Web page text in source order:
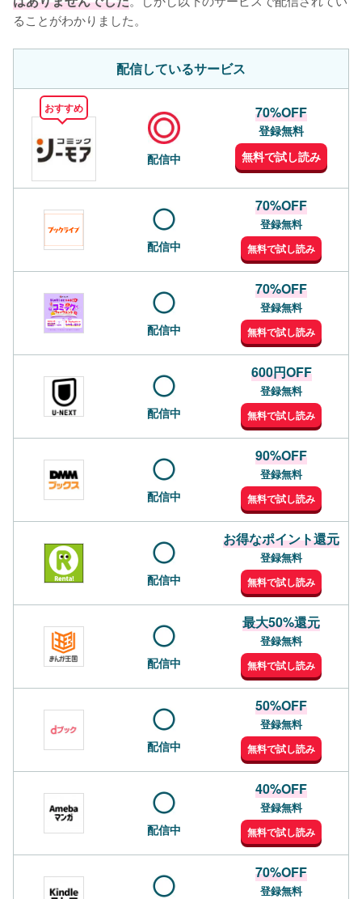
ることがわかりました。
配信しているサービス
おすすめ
配信中
70%OFF
登録無料
無料で試し読み
配信中
70%OFF
登録無料
無料で試し読み
配信中
70%OFF
登録無料
無料で試し読み
配信中
600円OFF
登録無料
無料で試し読み
配信中
90%OFF
登録無料
無料で試し読み
配信中
お得なポイント還元
登録無料
無料で試し読み
配信中
最大50%還元
登録無料
無料で試し読み
配信中
50%OFF
登録無料
無料で試し読み
配信中
40%OFF
登録無料
無料で試し読み
70%OFF
登録無料